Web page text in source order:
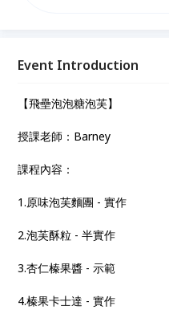
Event Introduction
【飛壘泡泡糖泡芙】
授課老師：Barney
課程內容：
1.原味泡芙麵團 - 實作
2.泡芙酥粒 - 半實作
3.杏仁榛果醬 - 示範
4.榛果卡士達 - 實作